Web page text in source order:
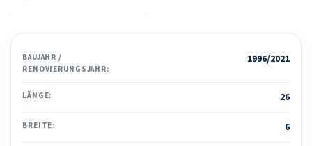
BAUJAHR /
RENOVIERUNGSJAHR:
1996/2021
LÄNGE: 26
BREITE: 6